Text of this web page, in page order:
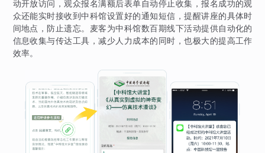
动开放访问，观众报名满额后表单自动停止收集，报名成功的观
众还能实时接收到中科馆设置好的通知短信，提醒讲座的具体时
间地点，防止遗忘。麦客为中科馆数百期线下活动提供自动化的
信息收集与传达工具，减少人力成本的同时，也极大的提高工作
效率。